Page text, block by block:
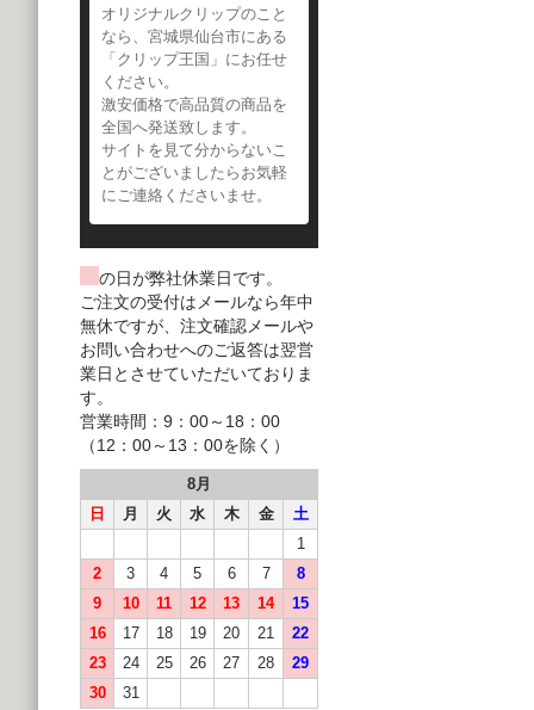
オリジナルクリップのこと
なら、宮城県仙台市にある
「クリップ王国」にお任せ
ください。
激安価格で高品質の商品を
全国へ発送致します。
サイトを見て分からないこ
とがございましたらお気軽
にご連絡くださいませ。
の日が弊社休業日です。
ご注文の受付はメールなら年中
無休ですが、注文確認メールや
お問い合わせへのご返答は翌営
業日とさせていただいておりま
す。
営業時間：9：00～18：00
（12：00～13：00を除く）
8月
日
月 火 水 木 金
土
1
2
3 4 5 6 7
8
9
10 11 12 13 14
15
16
17 18 19 20 21
22
23
24 25 26 27 28
29
30
31